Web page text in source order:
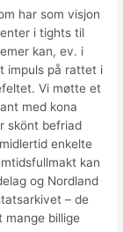
har som visjon
i tights til
kan, ev. i
impuls på rattet i
Vi møtte et
med kona
skönt befriad
enkelte
kan
og Nordland
– de
mange billige